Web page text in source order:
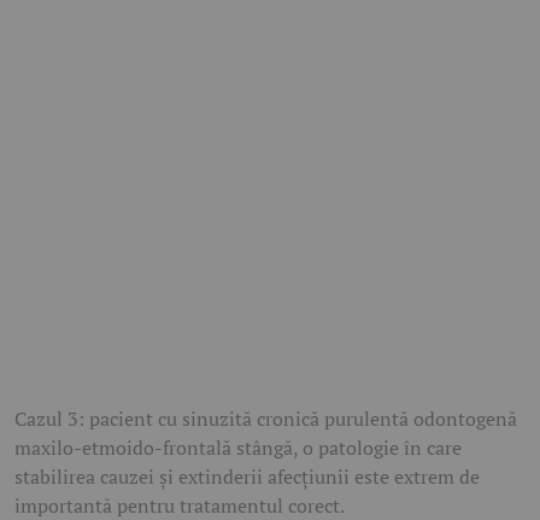
Cazul 3: pacient cu sinuzită cronică purulentă odontogenă
maxilo-etmoido-frontală stângă, o patologie în care
stabilirea cauzei și extinderii afecțiunii este extrem de
importantă pentru tratamentul corect.